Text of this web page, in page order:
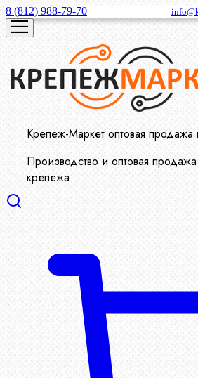
8 (812) 988-79-70
Крепеж-Маркет оптовая
Производство и оптовая
крепежа